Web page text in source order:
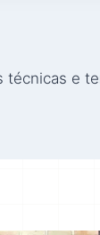
técnicas e